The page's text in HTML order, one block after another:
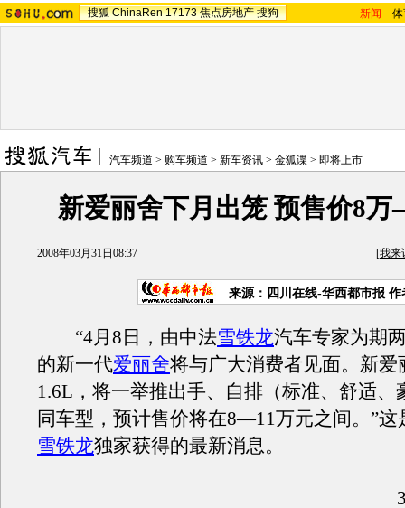
搜狐 ChinaRen 17173 焦点房地产 搜狗 新闻 -
汽车频道 > 购车频道 > 新车资讯 > 金狐谍 > 即将上市
新爱丽舍下月出笼 预售价8
2008年03月31日08:37 [我来
来源：四川在线-华西都市报 作
“4月8日，由中法雪铁龙汽车专家为期
的新一代爱丽舍将与广大消费者见面。新爱
1.6L，将一举推出手、自排（标准、舒适、
同车型，预计售价将在8—11万元之间。”这
雪铁龙独家获得的最新消息。
3